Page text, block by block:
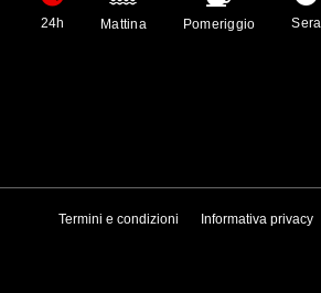
24h Mattina Pomeriggio Sera
Termini e condizioni Informativa privacy